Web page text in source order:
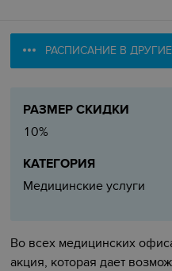
РАСПИСАНИЕ В
РАЗМЕР СКИДКИ
10%
КАТЕГОРИЯ
Медицинские услуги
Во всех медицинских
акция, которая дает